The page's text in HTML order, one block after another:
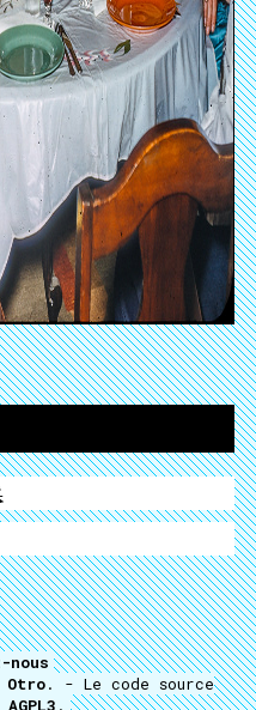
nous
Otro. - Le code source
AGPL3 .